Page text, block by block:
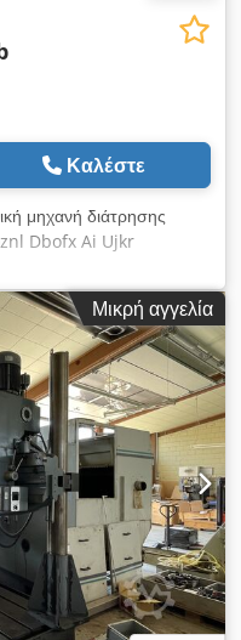
Καλέστε
μηχανή διάτρησης
Dbofx Ai Ujkr
Μικρή αγγελία